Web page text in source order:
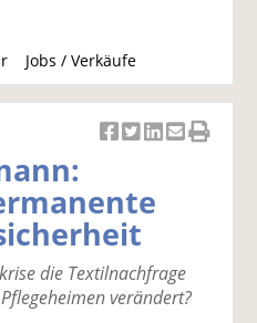
Jobs / Verkäufe
u
c
k
el
a
uf
F
k
el
t
wi
tt
k
uf
Li
er
E ck
die Textilnachfrage
verändert?